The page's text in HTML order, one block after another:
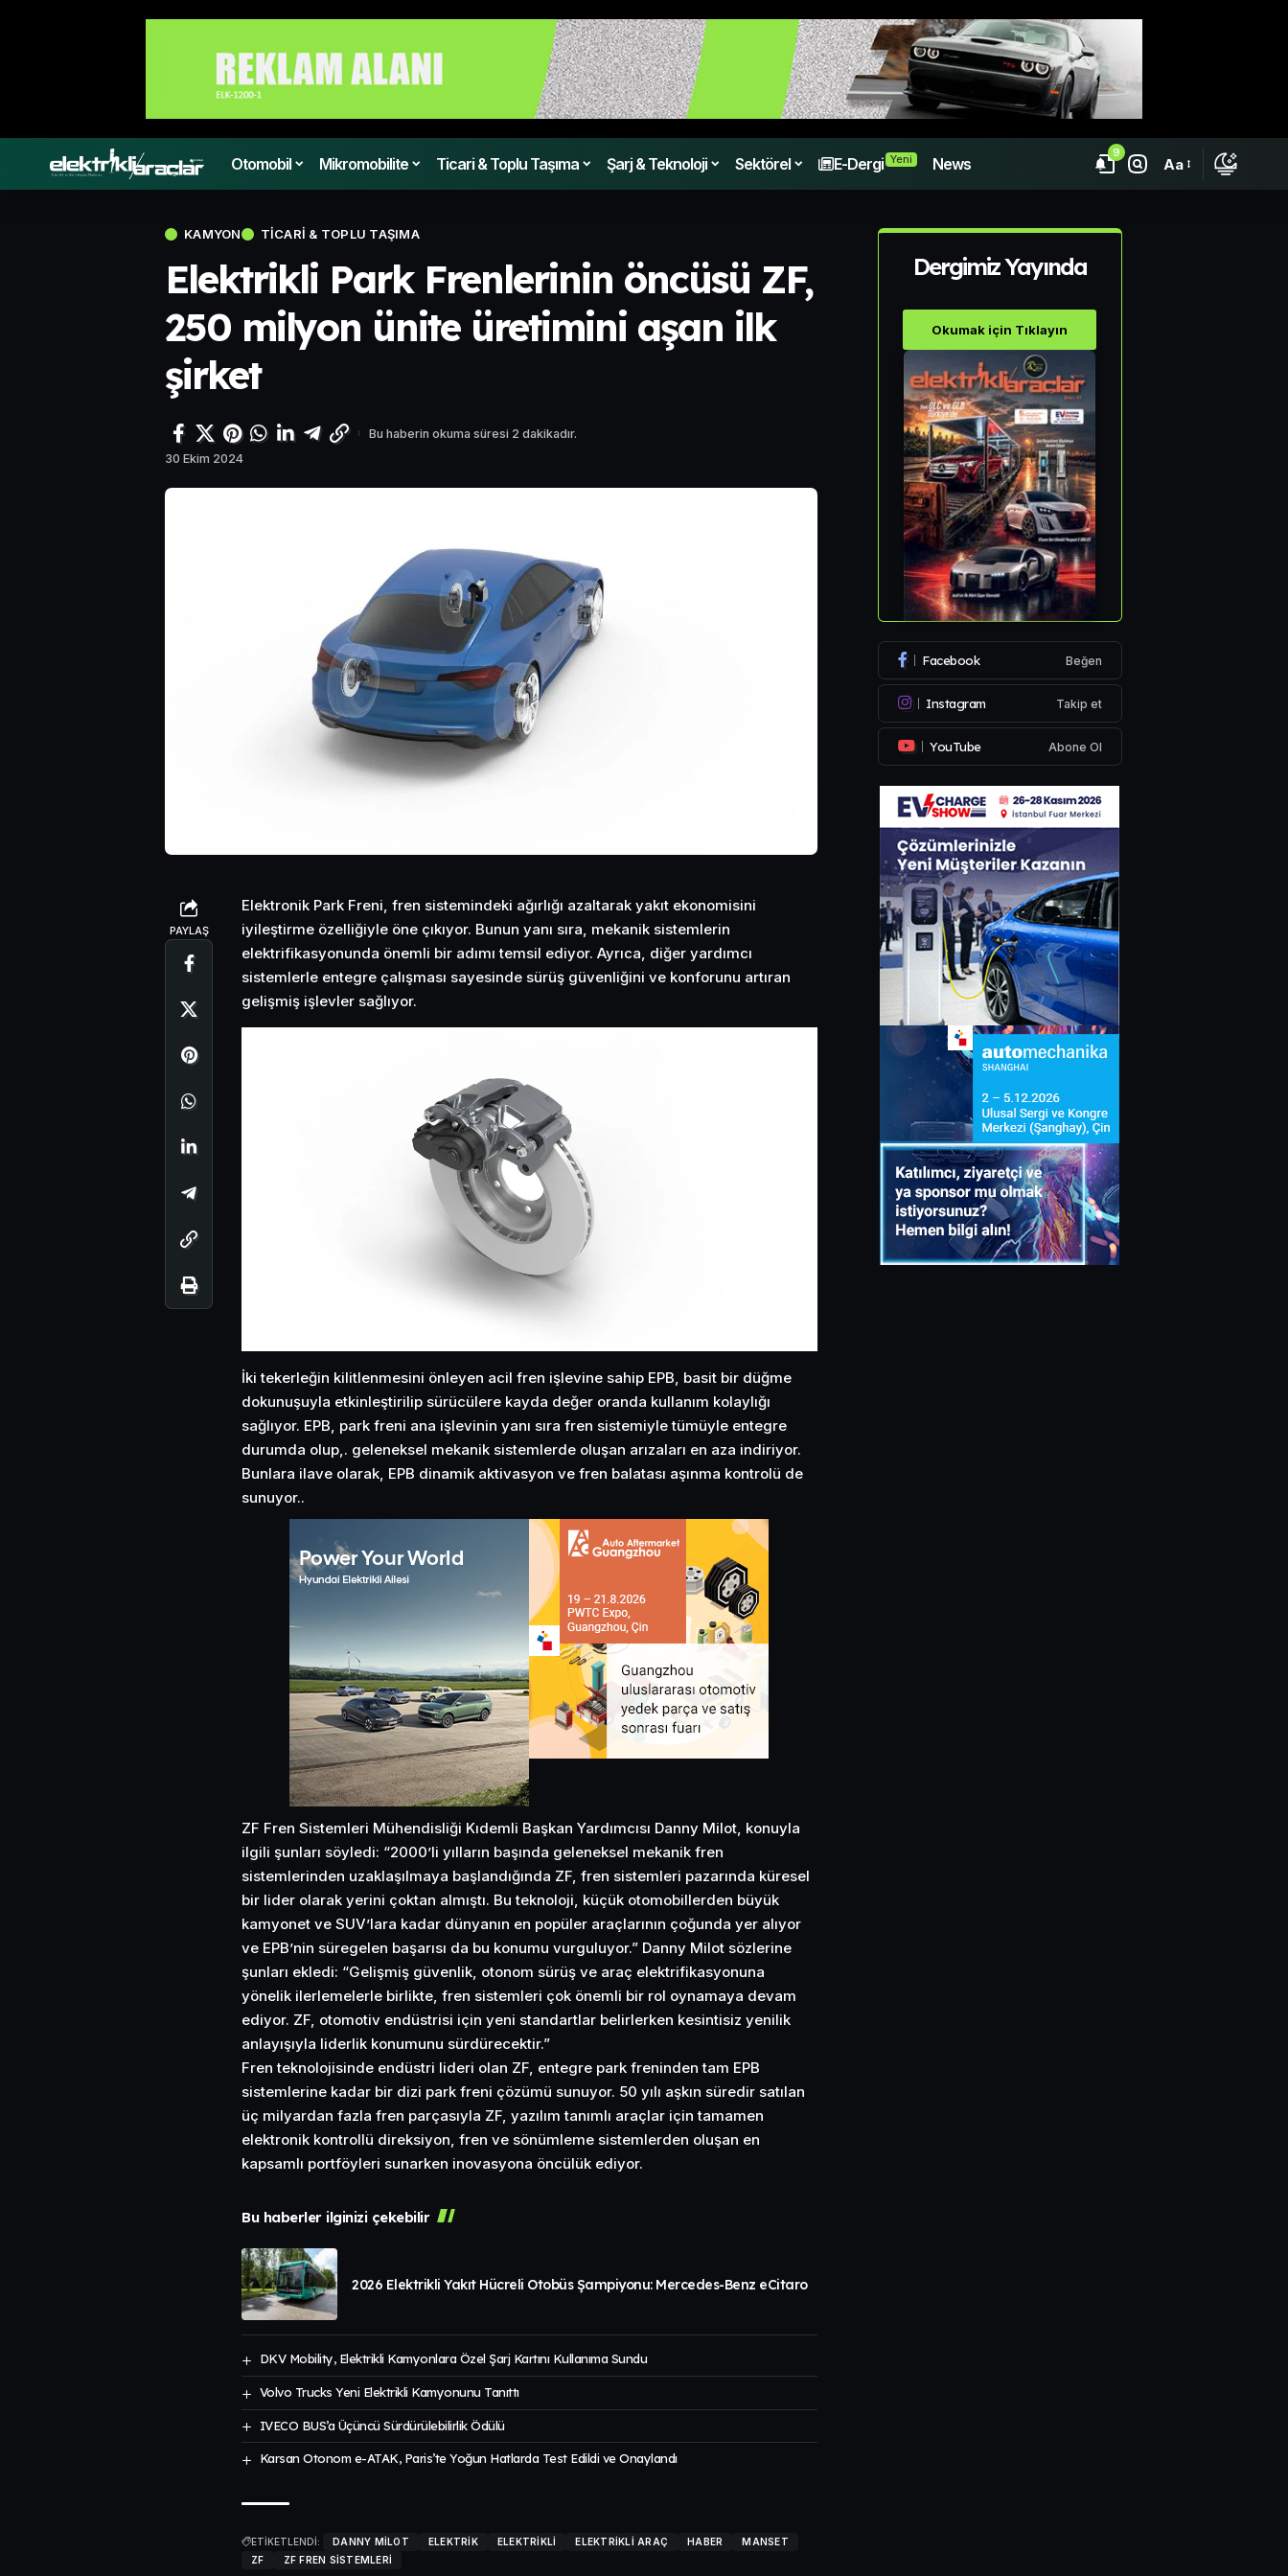
Otomobil Mikromobilite Ticari & Toplu Taşıma Şarj & Teknoloji Sektörel E-Dergi Yeni News
9
Aa
KAMYON TICARI & TOPLU TAŞIMA
Elektrikli Park Frenlerinin öncüsü ZF,
250 milyon ünite üretimini aşan ilk
şirket
30 Ekim 2024
Bu haberin okuma süresi 2 dakikadır.
PAYLAŞ
Elektronik Park Freni, fren sistemindeki ağırlığı azaltarak yakıt ekonomisini
iyileştirme özelliğiyle öne çıkıyor. Bunun yanı sıra, mekanik sistemlerin
elektrifikasyonunda önemli bir adımı temsil ediyor. Ayrıca, diğer yardımcı
sistemlerle entegre çalışması sayesinde sürüş güvenliğini ve konforunu artıran
gelişmiş işlevler sağlıyor.
İki tekerleğin kilitlenmesini önleyen acil fren işlevine sahip EPB, basit bir düğme
dokunuşuyla etkinleştirilip sürücülere kayda değer oranda kullanım kolaylığı
sağlıyor. EPB, park freni ana işlevinin yanı sıra fren sistemiyle tümüyle entegre
durumda olup,. geleneksel mekanik sistemlerde oluşan arızaları en aza indiriyor.
Bunlara ilave olarak, EPB dinamik aktivasyon ve fren balatası aşınma kontrolü de
sunuyor..
ZF Fren Sistemleri Mühendisliği Kıdemli Başkan Yardımcısı Danny Milot, konuyla
ilgili şunları söyledi: “2000’li yılların başında geleneksel mekanik fren
sistemlerinden uzaklaşılmaya başlandığında ZF, fren sistemleri pazarında küresel
bir lider olarak yerini çoktan almıştı. Bu teknoloji, küçük otomobillerden büyük
kamyonet ve SUV’lara kadar dünyanın en popüler araçlarının çoğunda yer alıyor
ve EPB’nin süregelen başarısı da bu konumu vurguluyor.” Danny Milot sözlerine
şunları ekledi: “Gelişmiş güvenlik, otonom sürüş ve araç elektrifikasyonuna
yönelik ilerlemelerle birlikte, fren sistemleri çok önemli bir rol oynamaya devam
ediyor. ZF, otomotiv endüstrisi için yeni standartlar belirlerken kesintisiz yenilik
anlayışıyla liderlik konumunu sürdürecektir.”
Fren teknolojisinde endüstri lideri olan ZF, entegre park freninden tam EPB
sistemlerine kadar bir dizi park freni çözümü sunuyor. 50 yılı aşkın süredir satılan
üç milyardan fazla fren parçasıyla ZF, yazılım tanımlı araçlar için tamamen
elektronik kontrollü direksiyon, fren ve sönümleme sistemlerden oluşan en
kapsamlı portföyleri sunarken inovasyona öncülük ediyor.
Bu haberler ilginizi çekebilir
2026 Elektrikli Yakıt Hücreli Otobüs Şampiyonu: Mercedes-Benz eCitaro
DKV Mobility, Elektrikli Kamyonlara Özel Şarj Kartını Kullanıma Sundu
Volvo Trucks Yeni Elektrikli Kamyonunu Tanıttı
IVECO BUS’a Üçüncü Sürdürülebilirlik Ödülü
Karsan Otonom e-ATAK, Paris’te Yoğun Hatlarda Test Edildi ve Onaylandı
ETİKETLENDİ: DANNY MILOT ELEKTRIK ELEKTRIKLI ELEKTRIKLI ARAÇ HABER
MANSET
ZF
ZF FREN SISTEMLERI
Dergimiz Yayında
Okumak için Tıklayın
Facebook Beğen
Instagram Takip et
YouTube Abone Ol